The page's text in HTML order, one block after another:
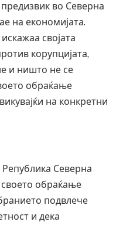
во Северна
на економијата.
својата
корупцијата,
и ништо не се
обраќање
на конкретни
Северна
обраќање
подвлече
и дека